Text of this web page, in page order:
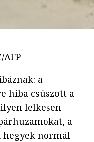
AFP
a
hiba csúszott a
lelkesen
a
hegyek normál